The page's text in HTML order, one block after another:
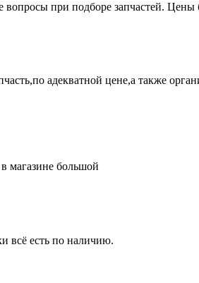
при подборе запчастей.
адекватной цене,а также
магазине большой
всё есть по наличию.